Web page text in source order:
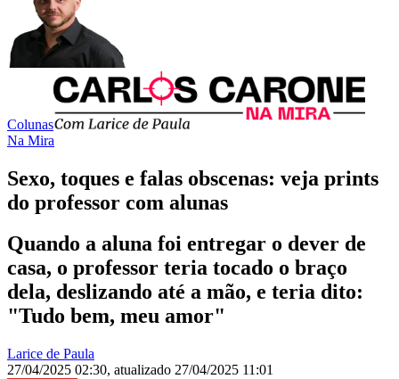
Colunas
Na Mira
Sexo, toques e falas obscenas: veja prints
do professor com alunas
Quando a aluna foi entregar o dever de
casa, o professor teria tocado o braço
dela, deslizando até a mão, e teria dito:
"Tudo bem, meu amor"
Larice de Paula
27/04/2025 02:30, atualizado 27/04/2025 11:01